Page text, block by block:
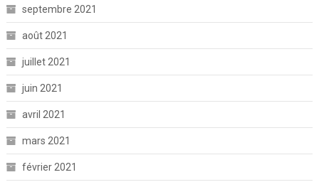
septembre 2021
août 2021
juillet 2021
juin 2021
avril 2021
mars 2021
février 2021